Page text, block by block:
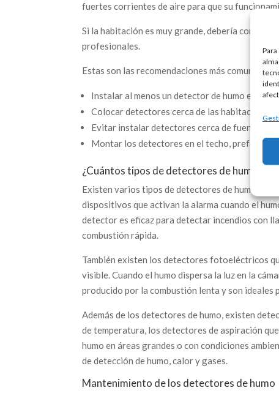
fuertes corrientes de aire para que su
Si la habitación es muy grande, debería
profesionales.
Estas son las recomendaciones más comunes:
Instalar al menos un detector de humo en
Colocar detectores cerca de las habitaciones
Evitar instalar detectores cerca de fuentes de
Montar los detectores en el techo,
¿Cuántos tipos de detectores de humo hay?
Existen varios tipos de detectores de humo,
dispositivos que activan la alarma cuando el
detector es eficaz para detectar incendios con
combustión rápida.
También existen los detectores fotoeléctricos
visible. Cuando el humo dispersa la luz en la
producido por la combustión lenta y son ideales
Además de los detectores de humo, existen
de temperatura, los detectores de aspiración
humo en áreas grandes o con condiciones
de detección de humo, calor y gases.
Mantenimiento de los detectores de humo